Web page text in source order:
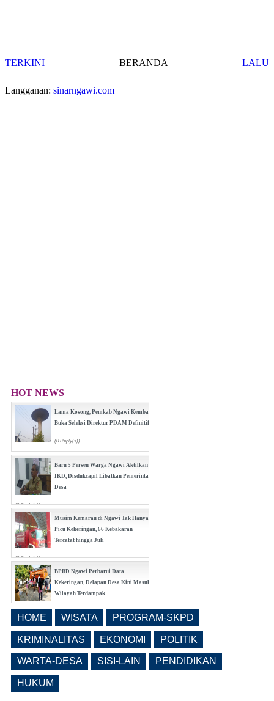
TERKINI LALU
BERANDA
Langganan: sinarngawi.com
HOT NEWS
Lama Kosong, Pemkab Ngawi Kembali
Buka Seleksi Direktur PDAM Definitif
(0 Reply(s))
Baru 5 Persen Warga Ngawi Aktifkan
IKD, Disdukcapil Libatkan Pemerintah
Desa
(0 Reply(s))
Musim Kemarau di Ngawi Tak Hanya
Picu Kekeringan, 66 Kebakaran
Tercatat hingga Juli
(0 Reply(s))
BPBD Ngawi Perbarui Data
Kekeringan, Delapan Desa Kini Masuk
Wilayah Terdampak
Kesadaran Warga Melalui Rembug
Pencegahan Stunting Berkelanjutan
(0 Reply(s))
HOME WISATA PROGRAM-SKPD
KRIMINALITAS EKONOMI POLITIK
WARTA-DESA SISI-LAIN PENDIDIKAN
HUKUM